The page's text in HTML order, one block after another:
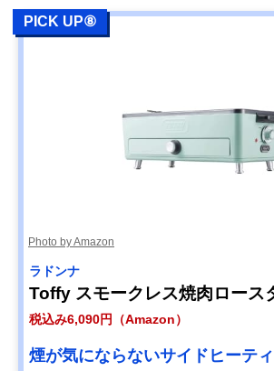
PICK UP⑧
Photo by Amazon
ラドンナ
Toffy スモークレス焼肉ロース
税込み6,090円（Amazon）
煙が気にならないサイドヒーテ